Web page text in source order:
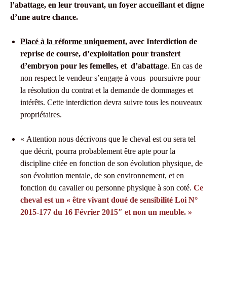
l’abattage, en leur trouvant, un foyer accueillant et digne
d’une autre chance.
Placé à la réforme uniquement, avec Interdiction de
reprise de course, d’exploitation pour transfert
d’embryon pour les femelles, et d’abattage. En cas de
non respect le vendeur s’engage à vous poursuivre pour
la résolution du contrat et la demande de dommages et
intérêts. Cette interdiction devra suivre tous les nouveaux
propriétaires.
« Attention nous décrivons que le cheval est ou sera tel
que décrit, pourra probablement être apte pour la
discipline citée en fonction de son évolution physique, de
son évolution mentale, de son environnement, et en
fonction du cavalier ou personne physique à son coté. Ce
cheval est un « être vivant doué de sensibilité Loi N°
2015-177 du 16 Février 2015″ et non un meuble. »